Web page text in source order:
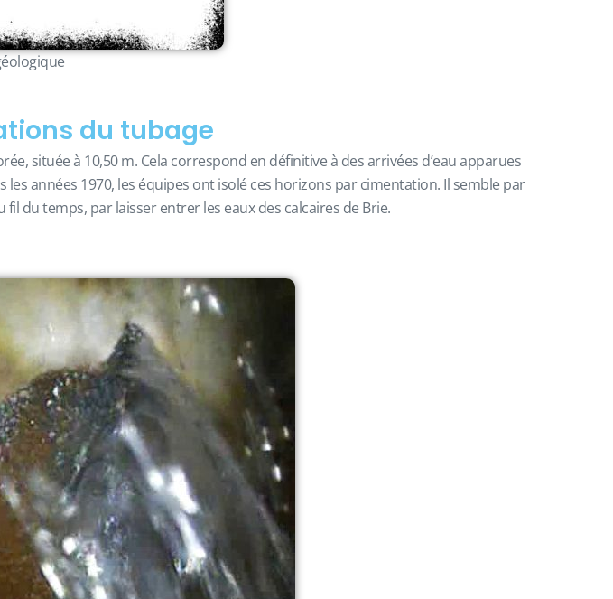
du tubage
située à 10,50 m. Cela correspond en définitive à des arrivées d’eau apparues
années 1970, les équipes ont isolé ces horizons par cimentation. Il semble par
du temps, par laisser entrer les eaux des calcaires de Brie.